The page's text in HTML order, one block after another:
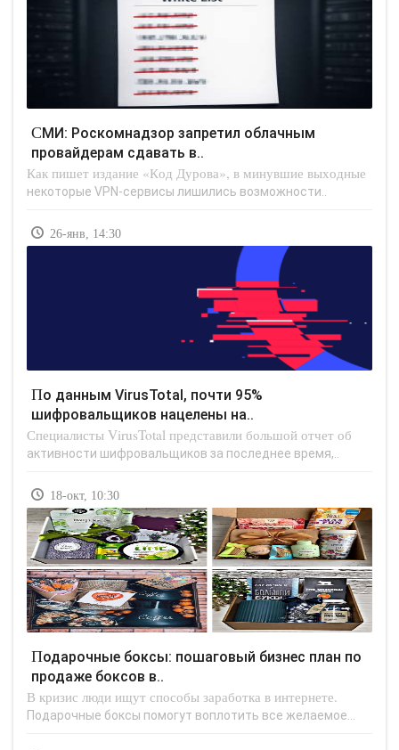
СМИ: Роскомнадзор запретил облачным
провайдерам сдавать в..
Как пишет издание «Код Дурова», в минувшие выходные
некоторые VPN-сервисы лишились возможности..
26-янв, 14:30
По данным VirusTotal, почти 95%
шифровальщиков нацелены на..
Специалисты VirusTotal представили большой отчет об
активности шифровальщиков за последнее время,..
18-окт, 10:30
Подарочные боксы: пошаговый бизнес план по
продаже боксов в..
В кризис люди ищут способы заработка в интернете.
Подарочные боксы помогут воплотить все желаемое...